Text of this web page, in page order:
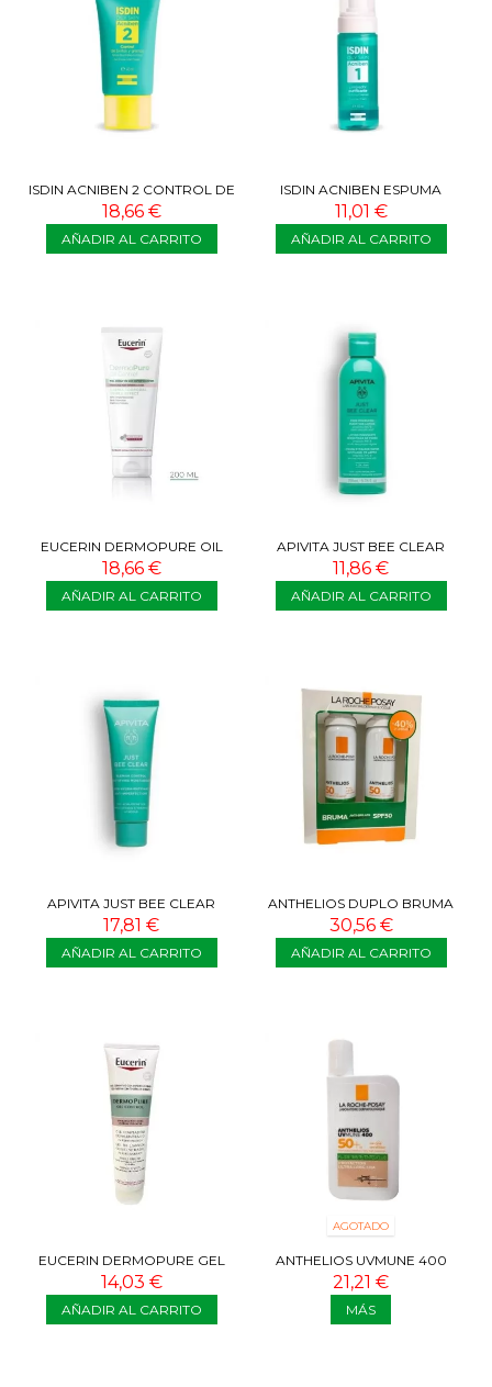
ISDIN ACNIBEN 2 CONTROL DE
BRILLOS Y GRANOS 40 ML
18,66 €
AÑADIR AL CARRITO
ISDIN ACNIBEN ESPUMA
LIMPIADORA FACIAL 150 ML
11,01 €
AÑADIR AL CARRITO
EUCERIN DERMOPURE OIL
CONTROL CREMA CORPORAL
TRIPLE...
18,66 €
AÑADIR AL CARRITO
APIVITA JUST BEE CLEAR
LOCIÓN PURIFICANTE 200ML
11,86 €
AÑADIR AL CARRITO
APIVITA JUST BEE CLEAR
CREMA MATIFICANTE 40ML
17,81 €
AÑADIR AL CARRITO
ANTHELIOS DUPLO BRUMA
ANTI-BRILLOS SPF50 2X75 ML
30,56 €
AÑADIR AL CARRITO
EUCERIN DERMOPURE GEL
TRIPLE EFECTO 150 ML
14,03 €
AÑADIR AL CARRITO
AGOTADO
ANTHELIOS UVMUNE 400
FLUIDO OIL CONTROL SPF 50+
COLOR 50 ML
21,21 €
MÁS